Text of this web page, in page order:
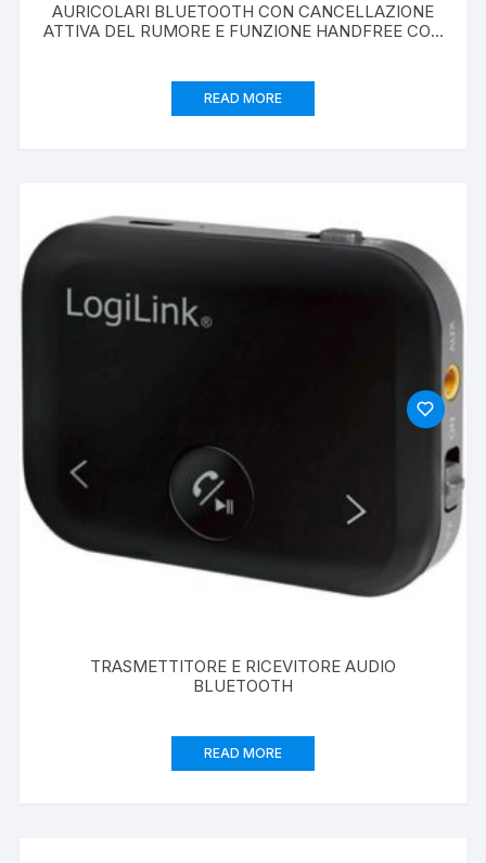
AURICOLARI BLUETOOTH CON CANCELLAZIONE
ATTIVA DEL RUMORE E FUNZIONE HANDFREE CON
READ MORE
TRASMETTITORE E RICEVITORE AUDIO
BLUETOOTH
READ MORE